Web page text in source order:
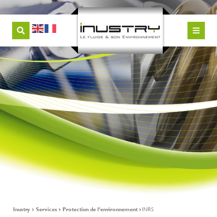
Inustry Services Protection de l’environnement INRS